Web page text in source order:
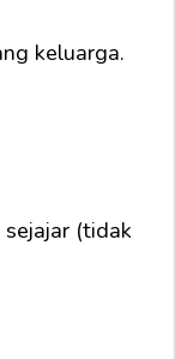
keluarga.
(tidak